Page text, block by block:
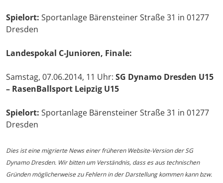
Spielort: Sportanlage Bärensteiner Straße 31 in 01277
Dresden
Landespokal C-Junioren, Finale:
Samstag, 07.06.2014, 11 Uhr: SG Dynamo Dresden U15
– RasenBallsport Leipzig U15
Spielort: Sportanlage Bärensteiner Straße 31 in 01277
Dresden
Dies ist eine migrierte News einer früheren Website-Version der SG
Dynamo Dresden. Wir bitten um Verständnis, dass es aus technischen
Gründen möglicherweise zu Fehlern in der Darstellung kommen kann bzw.